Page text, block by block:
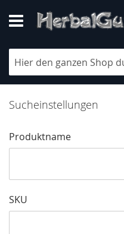
zum
Inhalt
Erweiterte
Sucheinstellungen
Produktname
SKU